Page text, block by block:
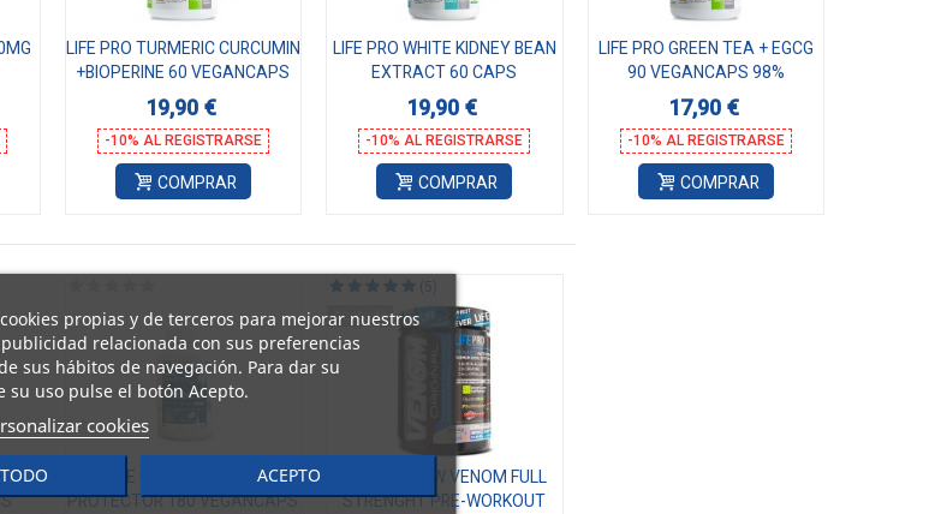
LIFE PRO TURMERIC CURCUMIN
+BIOPERINE 60 VEGANCAPS
19,90 €
-10% AL REGISTRARSE
COMPRAR
LIFE PRO WHITE KIDNEY BEAN
EXTRACT 60 CAPS
19,90 €
-10% AL REGISTRARSE
COMPRAR
LIFE PRO GREEN TEA + EGCG
90 VEGANCAPS 98%
POLYPHENOLS
17,90 €
-10% AL REGISTRARSE
COMPRAR
LIFE PRO PURA VIDA
PROTECTOR 180 VEGANCAPS
Agotado
LIFE PRO NEW VENOM FULL
STRENGHT PRE-WORKOUT
propias y de terceros para mejorar nuestros
relacionada con sus preferencias
sus hábitos de navegación. Para dar su
su uso pulse el botón Acepto.
cookies
ACEPTO